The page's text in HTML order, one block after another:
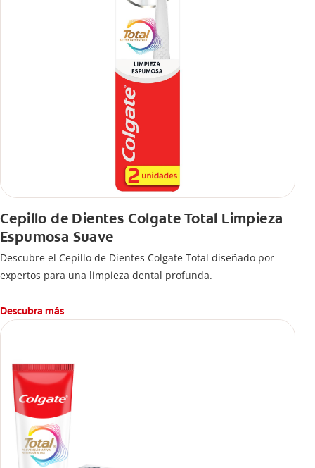
Cepillo de Dientes Colgate Total Limpieza
Espumosa Suave
Descubre el Cepillo de Dientes Colgate Total diseñado por
expertos para una limpieza dental profunda.
Descubra más